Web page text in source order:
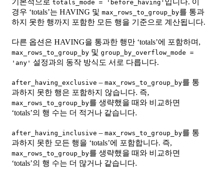
기본적으로 totals_mode = 'before_having' 입니다. 이
경우 ‘totals’는 HAVING 및 max_rows_to_group_by를 통과
하지 못한 행까지 포함한 모든 행을 기준으로 계산됩니다.
다른 옵션은 HAVING을 통과한 행만 ‘totals’에 포함하며,
max_rows_to_group_by 및 group_by_overflow_mode =
'any' 설정과의 동작 방식도 서로 다릅니다.
after_having_exclusive – max_rows_to_group_by를 통
과하지 못한 행은 포함하지 않습니다. 즉,
max_rows_to_group_by를 생략했을 때와 비교하면
‘totals’의 행 수는 더 적거나 같습니다.
after_having_inclusive – max_rows_to_group_by를 통
과하지 못한 모든 행을 ‘totals’에 포함합니다. 즉,
max_rows_to_group_by를 생략했을 때와 비교하면
‘totals’의 행 수는 더 많거나 같습니다.